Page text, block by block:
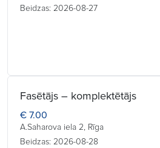
Beidzas: 2026-08-27
Fasētājs – komplektētājs
€ 7.00
A.Saharova iela 2, Rīga
Beidzas: 2026-08-28